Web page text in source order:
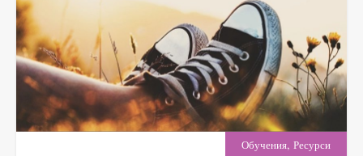
Обучения, Ресурси